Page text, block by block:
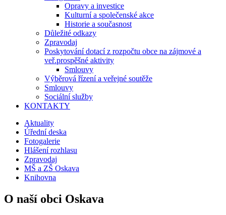
Opravy a investice
Kulturní a společenské akce
Historie a současnost
Důležité odkazy
Zpravodaj
Poskytování dotací z rozpočtu obce na zájmové a
veř.prospěšné aktivity
Smlouvy
Výběrová řízení a veřejné soutěže
Smlouvy
Sociální služby
KONTAKTY
Aktuality
Úřední deska
Fotogalerie
Hlášení rozhlasu
Zpravodaj
MŠ a ZŠ Oskava
Knihovna
O naší obci Oskava